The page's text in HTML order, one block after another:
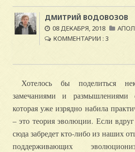
ДМИТРИЙ ВОДОВОЗОВ
08 ДЕКАБРЯ, 2018
КОММЕНТАРИИ : 3
Хотелось бы поделиться
замечаниями и размышлениями
которая уже изрядно набила
– это теория эволюции. Если
сюда забредет кто-либо из наших
поддерживающих